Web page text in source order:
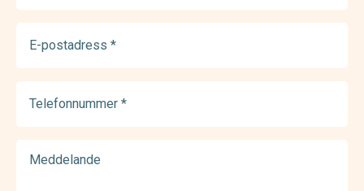
postadress
(Required)